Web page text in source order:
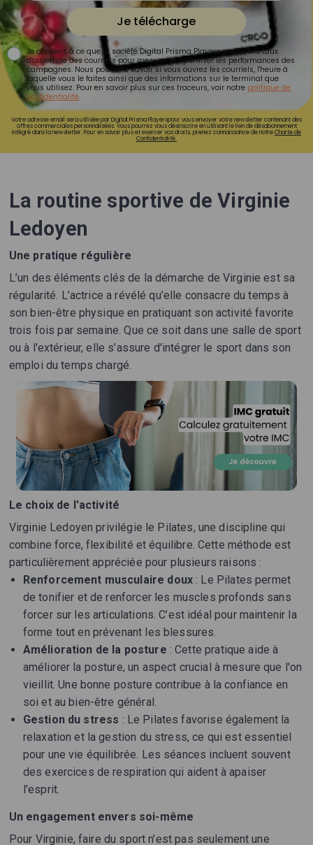
Je télécharge
Je consens à ce que la société Digital Prisma Players analyse le taux
d'ouverture des courriels pour mesurer et optimiser les performances des
campagnes. Nous pourrons savoir si vous ouvrez les courriels, l'heure à
laquelle vous le faites ainsi que des informations sur le terminal que
vous utilisez. Pour en savoir plus sur ces traceurs, voir notre politique de
confidentialité.
Votre adresse email sera utilisée par Digital Prisma Playerspour vous envoyer votre newsletter contenant des
offres commerciales personnalisées. Vous pourrez vous désinscrire en utilisant le lien de désabonnement
intégré dans la newsletter. Pour en savoir plus et exercer vos droits, prenez connaissance de notreCharte de
Confidentialité.
La routine sportive de Virginie
Ledoyen
Une pratique régulière
L’un des éléments clés de la démarche de Virginie est sa
régularité. L’actrice a révélé qu’elle consacre du temps à
son bien-être physique en pratiquant son activité favorite
trois fois par semaine. Que ce soit dans une salle de sport
ou à l'extérieur, elle s’assure d'intégrer le sport dans son
emploi du temps chargé.
Le choix de l'activité
Virginie Ledoyen privilégie le Pilates, une discipline qui
combine force, flexibilité et équilibre. Cette méthode est
particulièrement appréciée pour plusieurs raisons :
Renforcement musculaire doux : Le Pilates permet
de tonifier et de renforcer les muscles profonds sans
forcer sur les articulations. C’est idéal pour maintenir la
forme tout en prévenant les blessures.
Amélioration de la posture : Cette pratique aide à
améliorer la posture, un aspect crucial à mesure que l'on
vieillit. Une bonne posture contribue à la confiance en
soi et au bien-être général.
Gestion du stress : Le Pilates favorise également la
relaxation et la gestion du stress, ce qui est essentiel
pour une vie équilibrée. Les séances incluent souvent
des exercices de respiration qui aident à apaiser
l'esprit.
Un engagement envers soi-même
Pour Virginie, faire du sport n’est pas seulement une